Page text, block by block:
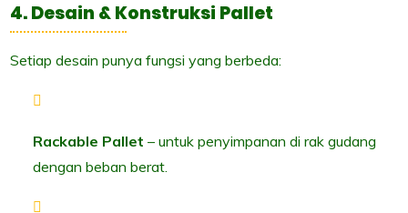
4. Desain & Konstruksi Pallet
Setiap desain punya fungsi yang berbeda:
Rackable Pallet – untuk penyimpanan di rak gudang
dengan beban berat.